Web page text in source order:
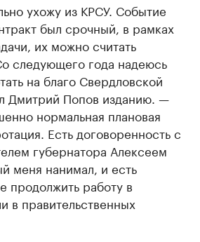
ухожу из КРСУ. Событие
был срочный, в рамках
их можно считать
следующего года надеюсь
на благо Свердловской
Дмитрий Попов изданию. —
нормальная плановая
Есть договоренность с
губернатора Алексеем
меня нанимал, и есть
продолжить работу в
в правительственных